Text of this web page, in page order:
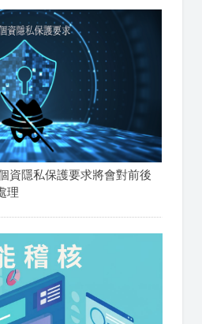
資隱私保護要求將會對前後
理